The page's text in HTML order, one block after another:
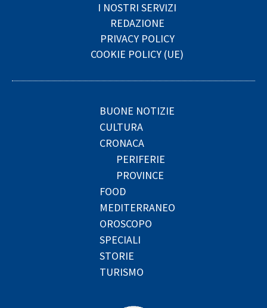
I NOSTRI SERVIZI
REDAZIONE
PRIVACY POLICY
COOKIE POLICY (UE)
BUONE NOTIZIE
CULTURA
CRONACA
PERIFERIE
PROVINCE
FOOD
MEDITERRANEO
OROSCOPO
SPECIALI
STORIE
TURISMO